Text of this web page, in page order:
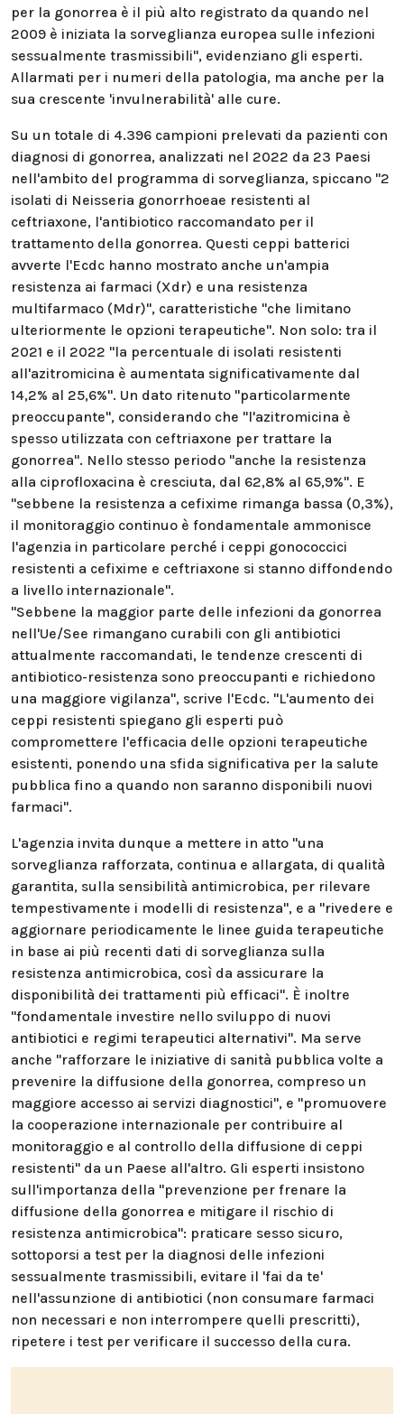
per la gonorrea è il più alto registrato da quando nel
2009 è iniziata la sorveglianza europea sulle infezioni
sessualmente trasmissibili", evidenziano gli esperti.
Allarmati per i numeri della patologia, ma anche per la
sua crescente 'invulnerabilità' alle cure.
Su un totale di 4.396 campioni prelevati da pazienti con
diagnosi di gonorrea, analizzati nel 2022 da 23 Paesi
nell'ambito del programma di sorveglianza, spiccano "2
isolati di Neisseria gonorrhoeae resistenti al
ceftriaxone, l'antibiotico raccomandato per il
trattamento della gonorrea. Questi ceppi batterici
avverte l'Ecdc hanno mostrato anche un'ampia
resistenza ai farmaci (Xdr) e una resistenza
multifarmaco (Mdr)", caratteristiche "che limitano
ulteriormente le opzioni terapeutiche". Non solo: tra il
2021 e il 2022 "la percentuale di isolati resistenti
all'azitromicina è aumentata significativamente dal
14,2% al 25,6%". Un dato ritenuto "particolarmente
preoccupante", considerando che "l'azitromicina è
spesso utilizzata con ceftriaxone per trattare la
gonorrea". Nello stesso periodo "anche la resistenza
alla ciprofloxacina è cresciuta, dal 62,8% al 65,9%". E
"sebbene la resistenza a cefixime rimanga bassa (0,3%),
il monitoraggio continuo è fondamentale ammonisce
l'agenzia in particolare perché i ceppi gonococcici
resistenti a cefixime e ceftriaxone si stanno diffondendo
a livello internazionale".
"Sebbene la maggior parte delle infezioni da gonorrea
nell'Ue/See rimangano curabili con gli antibiotici
attualmente raccomandati, le tendenze crescenti di
antibiotico-resistenza sono preoccupanti e richiedono
una maggiore vigilanza", scrive l'Ecdc. "L'aumento dei
ceppi resistenti spiegano gli esperti può
compromettere l'efficacia delle opzioni terapeutiche
esistenti, ponendo una sfida significativa per la salute
pubblica fino a quando non saranno disponibili nuovi
farmaci".
L'agenzia invita dunque a mettere in atto "una
sorveglianza rafforzata, continua e allargata, di qualità
garantita, sulla sensibilità antimicrobica, per rilevare
tempestivamente i modelli di resistenza", e a "rivedere e
aggiornare periodicamente le linee guida terapeutiche
in base ai più recenti dati di sorveglianza sulla
resistenza antimicrobica, così da assicurare la
disponibilità dei trattamenti più efficaci". È inoltre
"fondamentale investire nello sviluppo di nuovi
antibiotici e regimi terapeutici alternativi". Ma serve
anche "rafforzare le iniziative di sanità pubblica volte a
prevenire la diffusione della gonorrea, compreso un
maggiore accesso ai servizi diagnostici", e "promuovere
la cooperazione internazionale per contribuire al
monitoraggio e al controllo della diffusione di ceppi
resistenti" da un Paese all'altro. Gli esperti insistono
sull'importanza della "prevenzione per frenare la
diffusione della gonorrea e mitigare il rischio di
resistenza antimicrobica": praticare sesso sicuro,
sottoporsi a test per la diagnosi delle infezioni
sessualmente trasmissibili, evitare il 'fai da te'
nell'assunzione di antibiotici (non consumare farmaci
non necessari e non interrompere quelli prescritti),
ripetere i test per verificare il successo della cura.